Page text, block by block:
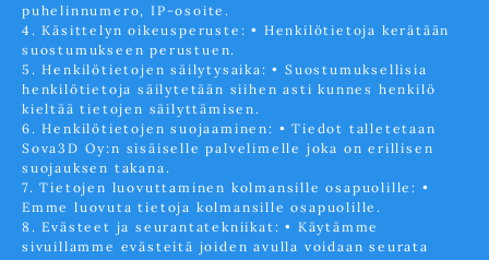
puhelinnumero, IP-osoite.
4. Käsittelyn oikeusperuste: • Henkilötietoja kerätään
suostumukseen perustuen.
5. Henkilötietojen säilytysaika: • Suostumuksellisia
henkilötietoja säilytetään siihen asti kunnes henkilö
kieltää tietojen säilyttämisen.
6. Henkilötietojen suojaaminen: • Tiedot talletetaan
Sova3D Oy:n sisäiselle palvelimelle joka on erillisen
suojauksen takana.
7. Tietojen luovuttaminen kolmansille osapuolille: •
Emme luovuta tietoja kolmansille osapuolille.
8. Evästeet ja seurantatekniikat: • Käytämme
sivuillamme evästeitä joiden avulla voidaan seurata